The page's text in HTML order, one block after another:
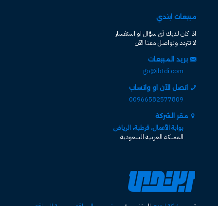
مبيعات ابتدي
اذا كان لديك أى سؤال او استفسار
لا تتردد وتواصل معنا الآن
بريد المبيعات
go@ibtdi.com
اتصل الآن او واتساب
00966582577809
مقر الشركة
بوابة الأعمال، قرطبة، الرياض
المملكة العربية السعودية